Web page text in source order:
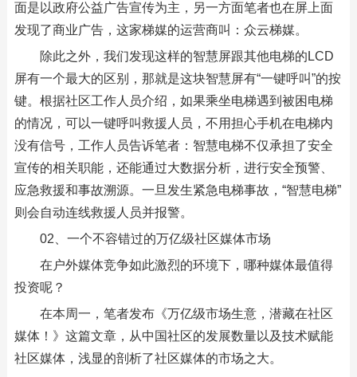
面是以政府公益广告宣传为主，另一方面笔者也在屏上面
发现了商业广告，这家梯媒的运营商叫：众云梯媒。
除此之外，我们发现这样的智慧屏跟其他电梯的LCD
屏有一个最大的区别，那就是这块智慧屏有“一键呼叫”的按
键。根据社区工作人员介绍，如果乘坐电梯遇到被困电梯
的情况，可以一键呼叫救援人员，不用担心手机在电梯内
没有信号，工作人员告诉笔者：智慧电梯不仅承担了安全
宣传的相关职能，还能通过大数据分析，进行安全预警、
应急救援和事故溯源。一旦发生紧急电梯事故，“智慧电梯”
则会自动连线救援人员并报警。
02、一个不容错过的万亿级社区媒体市场
在户外媒体竞争如此激烈的环境下，哪种媒体最值得
投资呢？
在本周一，笔者发布《万亿级市场生意，潜藏在社区
媒体！》这篇文章，从中国社区的发展数量以及技术赋能
社区媒体，浅显的剖析了社区媒体的市场之大。